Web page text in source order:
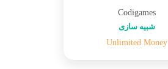
Codigames
شبیه سازی
Unlimited Money